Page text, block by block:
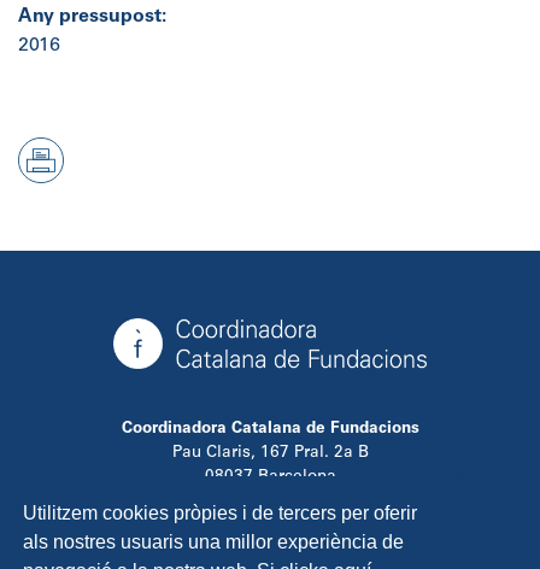
Utilitzem cookies pròpies i de tercers per oferir
als nostres usuaris una millor experiència de
Any pressupost:
2016
Coordinadora Catalana de Fundacions
Pau Claris, 167 Pral. 2a B
08037 Barcelona
info@ccfundacions.cat